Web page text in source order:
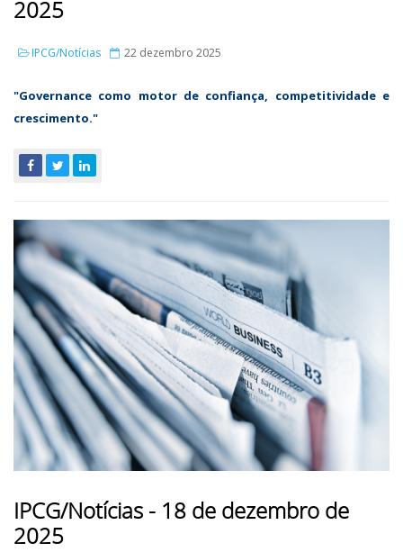
2025
IPCG/Notícias 22 dezembro 2025
"Governance como motor de confiança, competitividade e
crescimento."
IPCG/Notícias - 18 de dezembro de
2025